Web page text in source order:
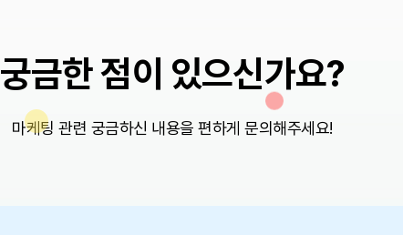
궁금한 점이 있으신가요?
마케팅 관련 궁금하신 내용을 편하게 문의해주세요!